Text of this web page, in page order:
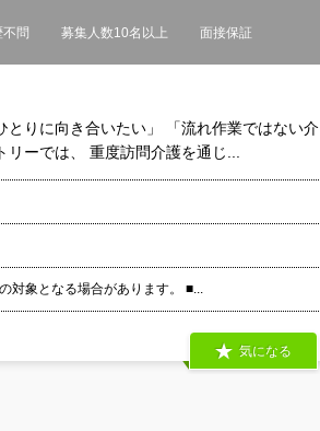
不問 募集人数10名以上 面接保証
りに向き合いたい」 「流れ作業ではない介
ーでは、 重度訪問介護を通じ...
象となる場合があります。 ■...
気になる